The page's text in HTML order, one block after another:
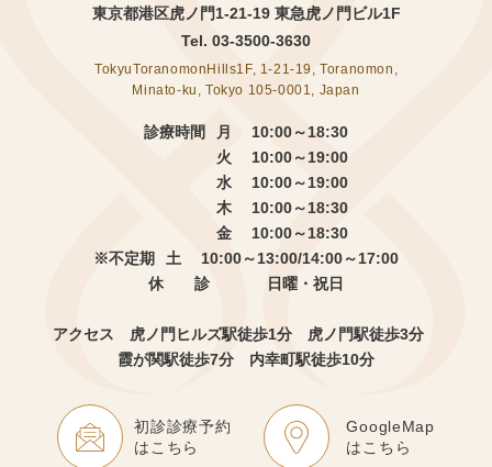
東京都港区虎ノ門1-21-19 東急虎ノ門ビル1F
Tel. 03-3500-3630
TokyuToranomonHills1F, 1-21-19, Toranomon,
Minato-ku, Tokyo 105-0001, Japan
診療時間
月 10:00～18:30
火 10:00～19:00
水 10:00～19:00
木 10:00～18:30
金 10:00～18:30
※不定期
土 10:00～13:00/14:00～17:00
休 診
日曜・祝日
アクセス 虎ノ門ヒルズ駅徒歩1分
虎ノ門駅徒歩3分
霞が関駅徒歩7分 内幸町駅徒歩10分
初診診療予約
はこちら
GoogleMap
はこちら